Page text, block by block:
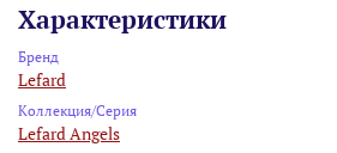
Характеристики
Бренд
Lefard
Коллекция/Серия
Lefard Angels